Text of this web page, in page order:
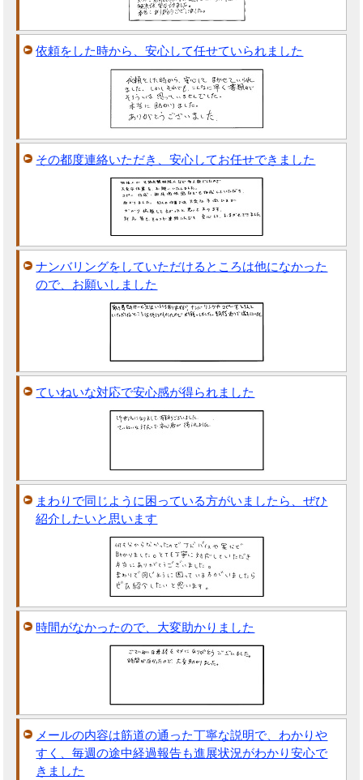
依頼をした時から、安心して任せていられました
その都度連絡いただき、安心してお任せできました
ナンバリングをしていただけるところは他になかった
ので、お願いしました
ていねいな対応で安心感が得られました
まわりで同じように困っている方がいましたら、ぜひ
紹介したいと思います
時間がなかったので、大変助かりました
メールの内容は筋道の通った丁寧な説明で、わかりや
すく、毎週の途中経過報告も進展状況がわかり安心で
きました